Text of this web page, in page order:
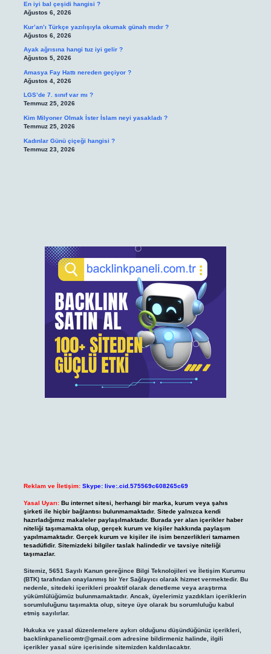
En iyi bal çeşidi hangisi ?
Ağustos 6, 2026
Kur’an’ı Türkçe yazılışıyla okumak günah mıdır ?
Ağustos 6, 2026
Ayak ağrısına hangi tuz iyi gelir ?
Ağustos 5, 2026
Amasya Fay Hattı nereden geçiyor ?
Ağustos 4, 2026
LGS’de 7. sınıf var mı ?
Temmuz 25, 2026
Kim Milyoner Olmak İster İslam neyi yasakladı ?
Temmuz 25, 2026
Kadınlar Günü çiçeği hangisi ?
Temmuz 23, 2026
Reklam ve İletişim: Skype: live:.cid.575569c608265c69
Yasal Uyarı: Bu internet sitesi, herhangi bir marka, kurum veya şahıs
şirketi ile hiçbir bağlantısı bulunmamaktadır. Sitede yalnızca kendi
hazırladığımız makaleler paylaşılmaktadır. Burada yer alan içerikler haber
niteliği taşımamakta olup, gerçek kurum ve kişiler hakkında paylaşım
yapılmamaktadır. Gerçek kurum ve kişiler ile isim benzerlikleri tamamen
tesadüfidir. Sitemizdeki bilgiler taslak halindedir ve tavsiye niteliği
taşımazlar.
Sitemiz, 5651 Sayılı Kanun gereğince Bilgi Teknolojileri ve İletişim Kurumu
(BTK) tarafından onaylanmış bir Yer Sağlayıcı olarak hizmet vermektedir. Bu
nedenle, sitedeki içerikleri proaktif olarak denetleme veya araştırma
yükümlülüğümüz bulunmamaktadır. Ancak, üyelerimiz yazdıkları içeriklerin
sorumluluğunu taşımakta olup, siteye üye olarak bu sorumluluğu kabul
etmiş sayılırlar.
Hukuka ve yasal düzenlemelere aykırı olduğunu düşündüğünüz içerikleri,
backlinkpanelicomtr@gmail.comadresine bildirmeniz halinde, ilgili
içerikler yasal süre içerisinde sitemizden kaldırılacaktır.